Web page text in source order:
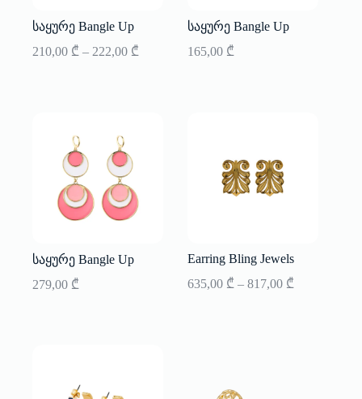
საყურე Bangle Up
210,00 ₾ – 222,00 ₾
საყურე Bangle Up
165,00 ₾
საყურე Bangle Up
279,00 ₾
Earring Bling Jewels
635,00 ₾ – 817,00 ₾